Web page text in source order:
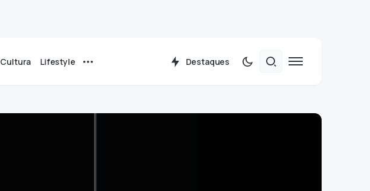
Cultura Lifestyle Destaques